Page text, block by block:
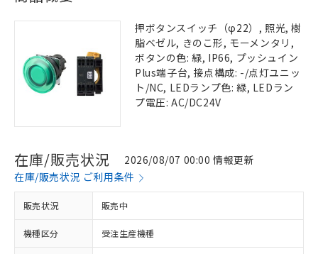
押ボタンスイッチ（φ22）, 照光, 樹
脂ベゼル, きのこ形, モーメンタリ,
ボタンの色: 緑, IP66, プッシュイン
Plus端子台, 接点構成: -/点灯ユニッ
ト/NC, LEDランプ色: 緑, LEDラン
プ電圧: AC/DC24V
在庫/販売状況
2026/08/07 00:00 情報更新
在庫/販売状況 ご利用条件
販売状況 販売中
機種区分 受注生産機種